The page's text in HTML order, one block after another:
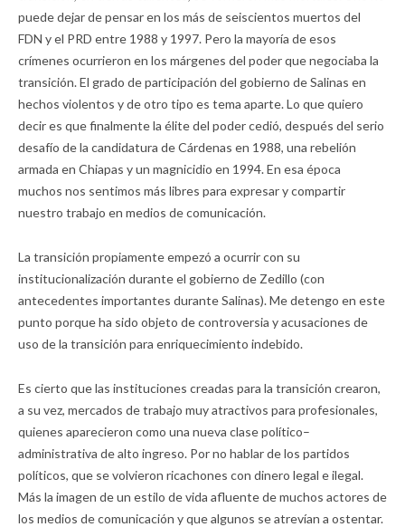
puede dejar de pensar en los más de seiscientos muertos del
FDN y el PRD entre 1988 y 1997. Pero la mayoría de esos
crímenes ocurrieron en los márgenes del poder que negociaba la
transición. El grado de participación del gobierno de Salinas en
hechos violentos y de otro tipo es tema aparte. Lo que quiero
decir es que finalmente la élite del poder cedió, después del serio
desafío de la candidatura de Cárdenas en 1988, una rebelión
armada en Chiapas y un magnicidio en 1994. En esa época
muchos nos sentimos más libres para expresar y compartir
nuestro trabajo en medios de comunicación.
La transición propiamente empezó a ocurrir con su
institucionalización durante el gobierno de Zedillo (con
antecedentes importantes durante Salinas). Me detengo en este
punto porque ha sido objeto de controversia y acusaciones de
uso de la transición para enriquecimiento indebido.
Es cierto que las instituciones creadas para la transición crearon,
a su vez, mercados de trabajo muy atractivos para profesionales,
quienes aparecieron como una nueva clase político–
administrativa de alto ingreso. Por no hablar de los partidos
políticos, que se volvieron ricachones con dinero legal e ilegal.
Más la imagen de un estilo de vida afluente de muchos actores de
los medios de comunicación y que algunos se atrevían a ostentar.